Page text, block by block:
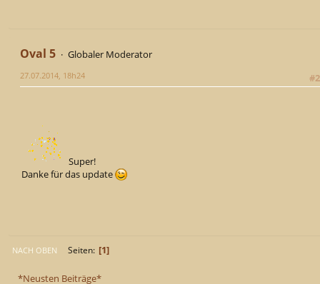
*Neusten Beiträge*
Oval 5
Globaler Moderator
#2
27.07.2014, 18h24
Super!
Danke für das update
NACH OBEN Seiten 1